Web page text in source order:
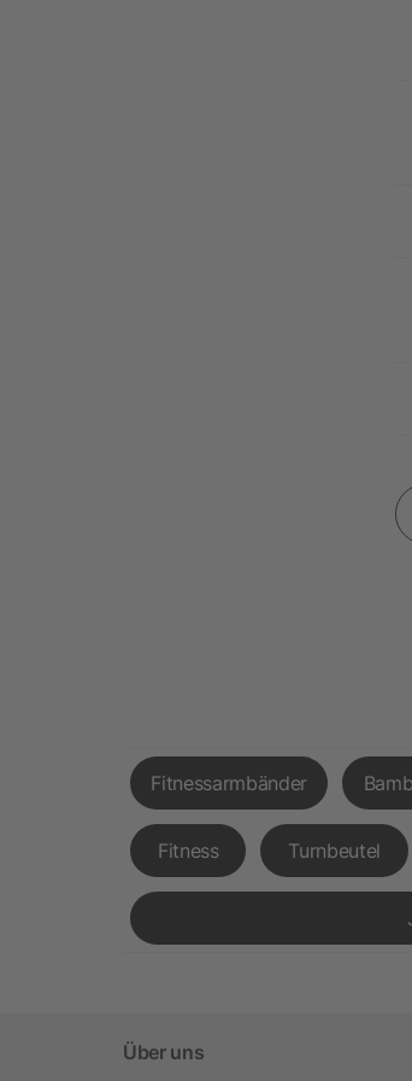
Fitnessarmbänder
Fitness Turnbeutel
Über uns